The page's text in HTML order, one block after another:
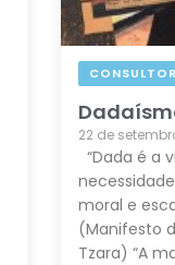
22 de
“Dada é a
moral e
(Manifesto
Tzara) “A